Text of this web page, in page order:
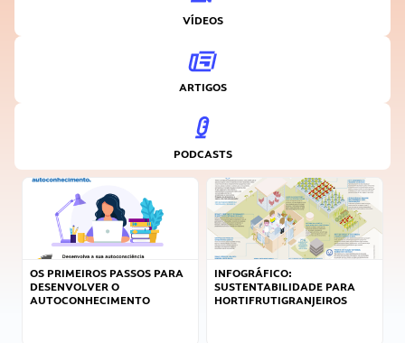
VÍDEOS
ARTIGOS
PODCASTS
OS PRIMEIROS PASSOS PARA
DESENVOLVER O
AUTOCONHECIMENTO
INFOGRÁFICO:
SUSTENTABILIDADE PARA
HORTIFRUTIGRANJEIROS